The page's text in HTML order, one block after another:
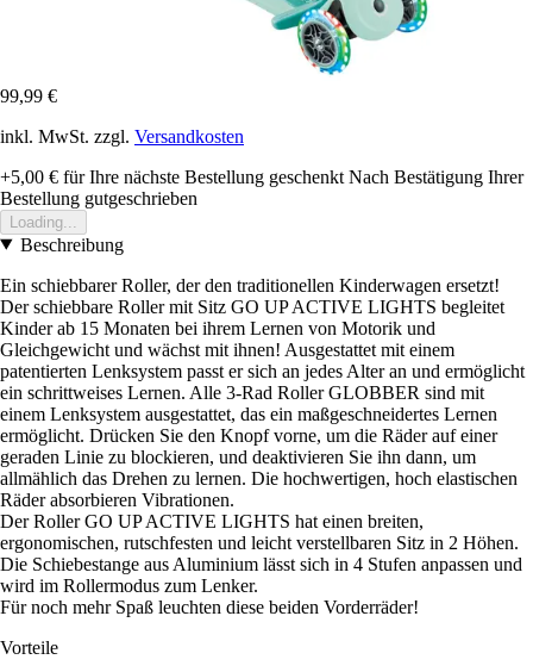
99,99 €
inkl. MwSt. zzgl. Versandkosten
+5,00 € für Ihre nächste Bestellung geschenkt Nach Bestätigung Ihrer
Bestellung gutgeschrieben
Loading...
Beschreibung
Ein schiebbarer Roller, der den traditionellen Kinderwagen ersetzt!
Der schiebbare Roller mit Sitz GO UP ACTIVE LIGHTS begleitet
Kinder ab 15 Monaten bei ihrem Lernen von Motorik und
Gleichgewicht und wächst mit ihnen! Ausgestattet mit einem
patentierten Lenksystem passt er sich an jedes Alter an und ermöglicht
ein schrittweises Lernen. Alle 3-Rad Roller GLOBBER sind mit
einem Lenksystem ausgestattet, das ein maßgeschneidertes Lernen
ermöglicht. Drücken Sie den Knopf vorne, um die Räder auf einer
geraden Linie zu blockieren, und deaktivieren Sie ihn dann, um
allmählich das Drehen zu lernen. Die hochwertigen, hoch elastischen
Räder absorbieren Vibrationen.
Der Roller GO UP ACTIVE LIGHTS hat einen breiten,
ergonomischen, rutschfesten und leicht verstellbaren Sitz in 2 Höhen.
Die Schiebestange aus Aluminium lässt sich in 4 Stufen anpassen und
wird im Rollermodus zum Lenker.
Für noch mehr Spaß leuchten diese beiden Vorderräder!
Vorteile